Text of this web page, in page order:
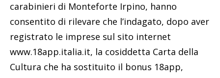
carabinieri di Monteforte Irpino, hanno
consentito di rilevare che l’indagato, dopo aver
registrato le imprese sul sito internet
www.18app.italia.it, la cosiddetta Carta della
Cultura che ha sostituito il bonus 18app,